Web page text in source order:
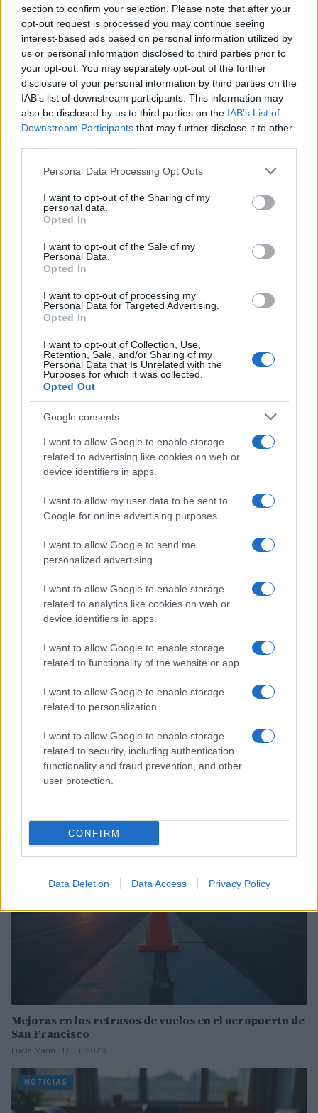
section to confirm your selection. Please note that after your
opt-out request is processed you may continue seeing
interest-based ads based on personal information utilized by
us or personal information disclosed to third parties prior to
your opt-out. You may separately opt-out of the further
disclosure of your personal information by third parties on the
IAB’s list of downstream participants. This information may
also be disclosed by us to third parties on the IAB’s List of
Downstream Participants that may further disclose it to other
Please note that this website/app uses one or more Google
not limited to your visit or usage behaviour. You may click to
grant or deny consent to Google and its third-party tags to
use your data for below specified purposes in below Google
consent section.
Personal Data Processing Opt Outs
I want to opt-out of the Sharing of my
personal data.
Opted In
I want to opt-out of the Sale of my
Personal Data.
Opted In
I want to opt-out of processing my
Personal Data for Targeted Advertising.
Opted In
I want to opt-out of Collection, Use,
Retention, Sale, and/or Sharing of my
Personal Data that Is Unrelated with the
Purposes for which it was collected.
Opted Out
Google consents
I want to allow Google to enable storage
related to advertising like cookies on web or
device identifiers in apps.
I want to allow my user data to be sent to
Google for online advertising purposes.
I want to allow Google to send me
personalized advertising.
I want to allow Google to enable storage
related to analytics like cookies on web or
device identifiers in apps.
I want to allow Google to enable storage
related to functionality of the website or app.
I want to allow Google to enable storage
related to personalization.
I want to allow Google to enable storage
related to security, including authentication
functionality and fraud prevention, and other
user protection.
CONFIRM
Data Deletion Data Access Privacy Policy
Sigue leyendo
NOTICIAS
Incidente de fuego en la Terminal 2 del aeropuerto
Murtala Muhammed en Lagos
NOTICIAS
Mejoras en los retrasos de vuelos en el aeropuerto de
San Francisco
Lucía Marín · 17 Jul 2026
NOTICIAS